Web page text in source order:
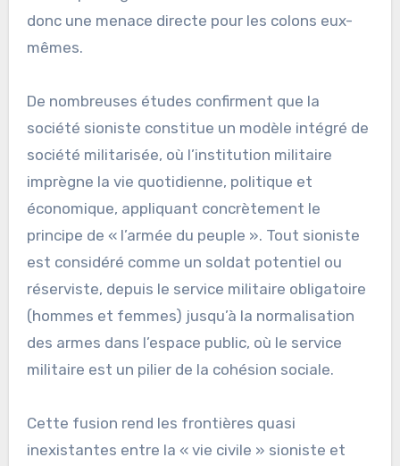
donc une menace directe pour les colons eux-
mêmes.
De nombreuses études confirment que la
société sioniste constitue un modèle intégré de
société militarisée, où l’institution militaire
imprègne la vie quotidienne, politique et
économique, appliquant concrètement le
principe de « l’armée du peuple ». Tout sioniste
est considéré comme un soldat potentiel ou
réserviste, depuis le service militaire obligatoire
(hommes et femmes) jusqu’à la normalisation
des armes dans l’espace public, où le service
militaire est un pilier de la cohésion sociale.
Cette fusion rend les frontières quasi
inexistantes entre la « vie civile » sioniste et